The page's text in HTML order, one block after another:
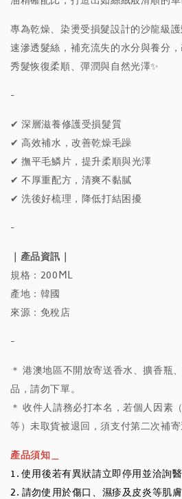
專為乾燥、染燙受損髮設計的沙龍級
速滲透髮絲，補充流失的水分與養分
秀髮恢復柔順、彈潤與自然光澤✨
-
✔ 深層滋養修護受損髮質
✔ 高效補水，改善乾燥毛躁
✔ 撫平毛鱗片，提升柔順與光澤
✔ 不厚重配方，清爽不黏膩
✔ 洗後好梳理，降低打結困擾
-
｜產品資訊｜
規格：200ML
產地：韓國
來源：免稅店
-
＊ 港澳地區不開放寄送香水、擴香瓶
品，請勿下單。
＊ 收件人請務必打本名，若個人因素
等）未取貨被退回，須支付第二次補寄
產品須知＿
1. 使用後若有異狀請立即停用並洽詢
2. 請勿使用於傷口、濕疹及皮炎等肌膚